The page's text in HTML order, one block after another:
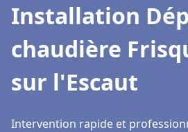
Installation
chaudière
sur l'Escaut
Intervention rapide et